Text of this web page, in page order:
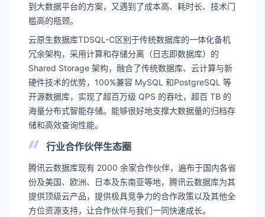
到大数据平台的方案，又遇到了成本高、耗时长、技术门
槛高的瓶颈。
云原生数据库TDSQL-C区别于传统数据库的一体化备机
冗余架构，采用计算和存储分离（日志即数据库）的
Shared Storage 架构，融合了传统数据库、云计算与新
硬件技术的优势，100%兼容 MySQL 和PostgreSQL 等
开源数据库，实现了超百万级 QPS 的吞吐，超百 TB 的
海量分布式智能存储。能够很好地支撑大数据量的归档存
储和高效查询性能。
行业合作伙伴生态圈
腾讯云数据库现有 2000 余家合作伙伴，遍布于国内各省
份及美国、欧洲、日本及东南亚等地，腾讯云数据库为其
提供顶级云产品，提供极具竞争力的合作政策以及其他全
方位资源支持，让合作伙伴与我们一同快速成长。